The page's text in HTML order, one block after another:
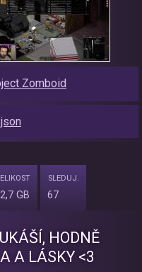
Zomboid
json
GB
SLEDUJ.
67
HODNĚ
A LÁSKY <3